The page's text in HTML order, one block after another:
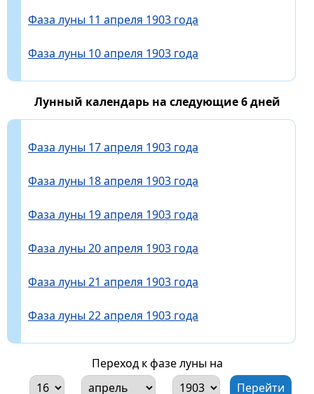
Фаза луны 11 апреля 1903 года
Фаза луны 10 апреля 1903 года
Лунный календарь на следующие 6 дней
Фаза луны 17 апреля 1903 года
Фаза луны 18 апреля 1903 года
Фаза луны 19 апреля 1903 года
Фаза луны 20 апреля 1903 года
Фаза луны 21 апреля 1903 года
Фаза луны 22 апреля 1903 года
Переход к фазе луны на